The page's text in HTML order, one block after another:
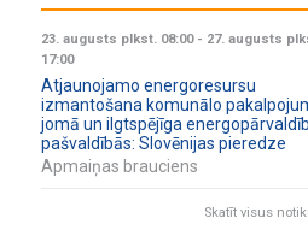
23. augusts plkst. 08:00- 27. augusts
17:00
Atjaunojamo energoresursu
izmantošana komunālo
jomā un ilgtspējīga
pašvaldībās: Slovēnijas pieredze
Apmaiņas brauciens
Skatīt visus